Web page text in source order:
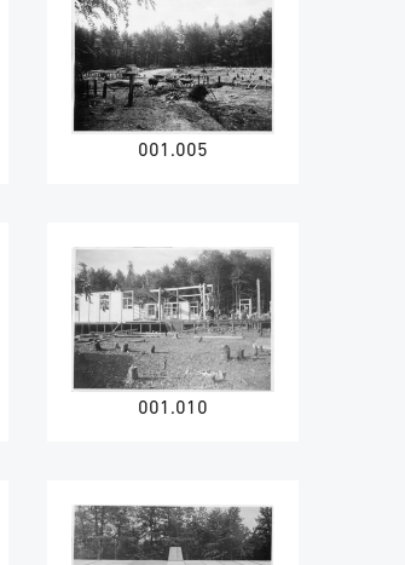
001.005
001.010